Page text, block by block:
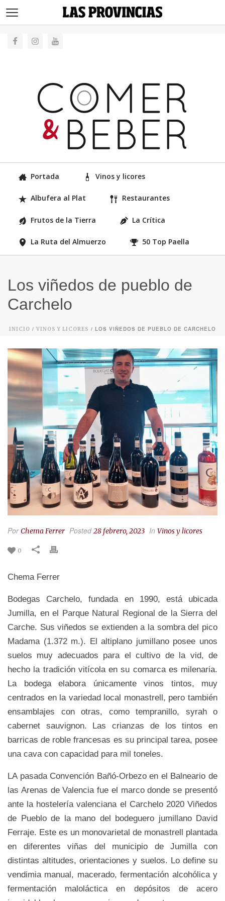
Portada Vinos y licores
Albufera al Plat Restaurantes
Frutos de la Tierra La Crítica
La Ruta del Almuerzo 50 Top Paella
Los viñedos de pueblo de
Carchelo
INICIO / VINOS Y LICORES / LOS VIÑEDOS DE PUEBLO DE CARCHELO
PorChema Ferrer Posted28 febrero, 2023 In Vinos y licores
0
Chema Ferrer
Bodegas Carchelo, fundada en 1990, está ubicada
Jumilla, en el Parque Natural Regional de la Sierra del
Carche. Sus viñedos se extienden a la sombra del pico
Madama (1.372 m.). El altiplano jumillano posee unos
suelos muy adecuados para el cultivo de la vid, de
hecho la tradición vitícola en su comarca es milenaria.
La bodega elabora únicamente vinos tintos, muy
centrados en la variedad local monastrell, pero también
ensamblajes con otras, como tempranillo, syrah o
cabernet sauvignon. Las crianzas de los tintos en
barricas de roble francesas es su principal tarea, posee
una cava con capacidad para mil toneles.
LA pasada Convención Bañó-Orbezo en el Balneario de
las Arenas de Valencia fue el marco donde se presentó
ante la hostelería valenciana el Carchelo 2020 Viñedos
de Pueblo de la mano del bodeguero jumillano David
Ferraje. Este es un monovarietal de monastrell plantada
en diferentes viñas del municipio de Jumilla con
distintas altitudes, orientaciones y suelos. Lo define su
vendimia manual, macerado, fermentación alcohólica y
fermentación maloláctica en depósitos de acero